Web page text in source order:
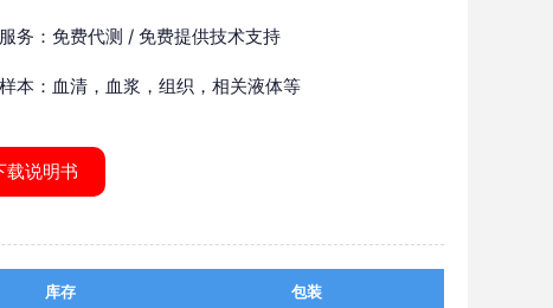
务：免费代测 / 免费提供技术支持
本：血清，血浆，组织，相关液体等
载说明书
库存 包装